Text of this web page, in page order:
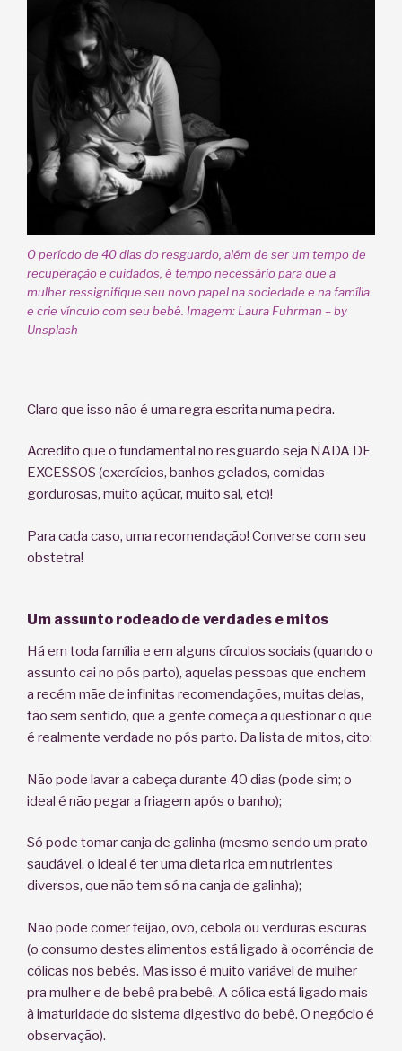
O período de 40 dias do resguardo, além de ser um tempo de
recuperação e cuidados, é tempo necessário para que a
mulher ressignifique seu novo papel na sociedade e na família
e crie vínculo com seu bebê. Imagem: Laura Fuhrman – by
Unsplash
Claro que isso não é uma regra escrita numa pedra.
Acredito que o fundamental no resguardo seja NADA DE
EXCESSOS (exercícios, banhos gelados, comidas
gordurosas, muito açúcar, muito sal, etc)!
Para cada caso, uma recomendação! Converse com seu
obstetra!
Um assunto rodeado de verdades e mitos
Há em toda família e em alguns círculos sociais (quando o
assunto cai no pós parto), aquelas pessoas que enchem
a recém mãe de infinitas recomendações, muitas delas,
tão sem sentido, que a gente começa a questionar o que
é realmente verdade no pós parto. Da lista de mitos, cito:
Não pode lavar a cabeça durante 40 dias (pode sim; o
ideal é não pegar a friagem após o banho);
Só pode tomar canja de galinha (mesmo sendo um prato
saudável, o ideal é ter uma dieta rica em nutrientes
diversos, que não tem só na canja de galinha);
Não pode comer feijão, ovo, cebola ou verduras escuras
(o consumo destes alimentos está ligado à ocorrência de
cólicas nos bebês. Mas isso é muito variável de mulher
pra mulher e de bebê pra bebê. A cólica está ligado mais
à imaturidade do sistema digestivo do bebê. O negócio é
observação).